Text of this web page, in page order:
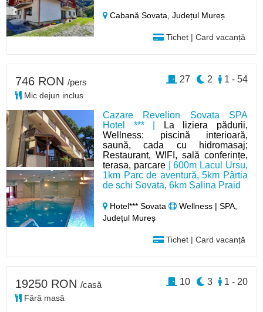
Cabană Sovata,Județul Mureș
Tichet | Card vacanță
Cazare Revelion Sovata SPA
Hotel *** |
La liziera pădurii,
Wellness: piscină interioară,
saună, cada cu hidromasaj;
Restaurant, WIFI, sală conferințe,
terasa, parcare| 600m Lacul Ursu,
1km Parc de aventură, 5km Pârtia
de schi Sovata, 6km Salina Praid
Hotel*** Sovata
Wellness | SPA,
Județul Mureș
Tichet | Card vacanță
746 RON /pers
Mic dejun inclus
1 - 54
2
27
19250 RON /casă
Fără masă
1 - 20
3
10